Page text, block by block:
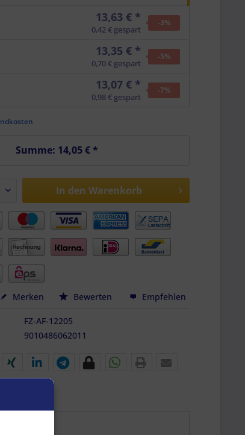
13,63 € *
0,42 € gespart
-3%
13,35 € *
0,70 € gespart
-5%
13,07 € *
0,98 € gespart
-7%
Summe: 14,05 €*
In den Warenkorb
Merken Bewerten Empfehlen
FZ-AF-12205
9010486062011